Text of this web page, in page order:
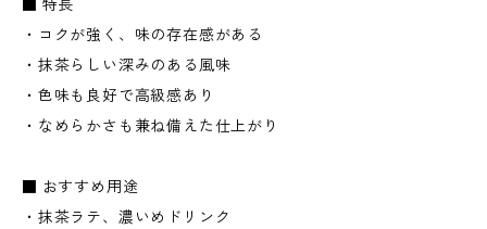
■ 特長
・コクが強く、味の存在感がある
・抹茶らしい深みのある風味
・色味も良好で高級感あり
・なめらかさも兼ね備えた仕上がり
■ おすすめ用途
・抹茶ラテ、濃いめドリンク